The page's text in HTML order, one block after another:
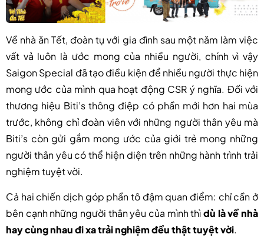
Về nhà ăn Tết, đoàn tụ với gia đình sau một năm làm việc
vất vả luôn là ước mong của nhiều người, chính vì vậy
Saigon Special đã tạo điều kiện để nhiều người thực hiện
mong ước của mình qua hoạt động CSR ý nghĩa. Đối với
thương hiệu Biti’s thông điệp có phần mới hơn hai mùa
trước, không chỉ đoàn viên với những người thân yêu mà
Biti’s còn gửi gắm mong ước của giới trẻ mong những
người thân yêu có thể hiện diện trên những hành trình trải
nghiệm tuyệt vời.
Cả hai chiến dịch góp phần tô đậm quan điểm: chỉ cần ở
bên cạnh những người thân yêu của mình thìdù là về nhà
hay cùng nhau đi xa trải nghiệm đều thật tuyệt vời.